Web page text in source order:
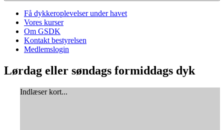
Få dykkeroplevelser under havet
Vores kurser
Om GSDK
Kontakt bestyrelsen
Medlemslogin
Lørdag eller søndags formiddags dyk
Indlæser kort...